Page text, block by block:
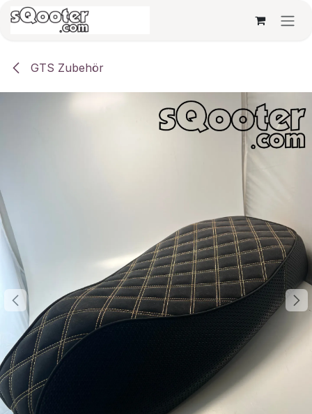
Zum Inhalt springen
GTS Zubehör